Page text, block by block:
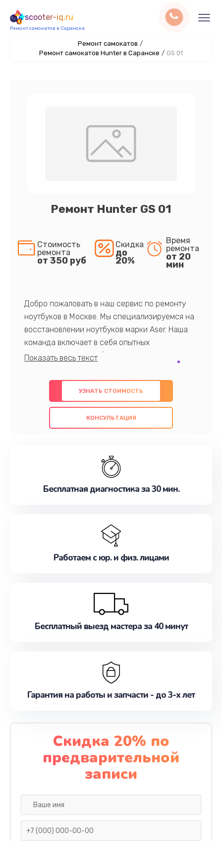
scooter-iq.ru
Ремонт самокатов в Саранске
Ремонт самокатов /
Ремонт самокатов Hunter в Саранске / GS 01
Ремонт Hunter GS 01
Стоимость
ремонта
от 350 руб
Скидка
до
20%
Время
ремонта
от 20
мин
Добро пожаловать в наш сервис по ремонту
ноутбуков в Москве. Мы специализируемся на
восстановлении ноутбуков марки Aser. Наша
команда включает в себя опытных
профессионалов с обширными знаниями и
предлагаем быстрый и качественный ремонт с
использованием оригинальных компонентов, а
также гарантируем качество всех
проведенных работ. Наша цель - предоставить
наилучшим образом. Не медлите записаться на
УЗНАТЬ СТОИМОСТЬ
КОНСУЛЬТАЦИЯ
Бесплатная диагностика за 30 мин.
Работаем с юр. и физ. лицами
Бесплатный выезд мастера за 40 минут
Гарантия на работы и запчасти - до 3-х лет
Скидка 20% по
предварительной
записи